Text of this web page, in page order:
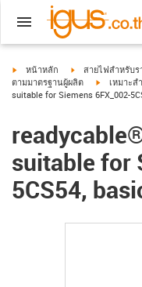
igus-icon-arrow-right
หน้าหลัก igus-icon-arrow-
สายไฟสำหรับร
ตามมาตรฐานผู้ผลิต
igus-icon-
เหมาะส
suitable for Siemens 6FX_002-
suitable for
5CS54,